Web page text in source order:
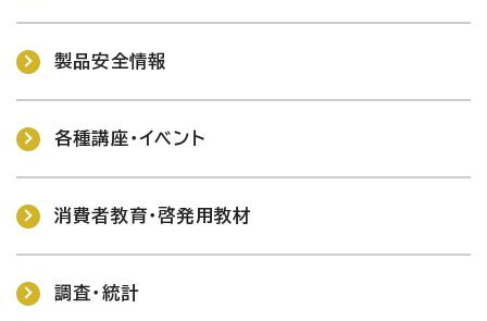
製品安全情報
各種講座・イベント
消費者教育・啓発用教材
調査・統計